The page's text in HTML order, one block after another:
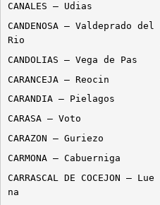
CANALES – Udias
CANDENOSA – Valdeprado del
Rio
CANDOLIAS – Vega de Pas
CARANCEJA – Reocin
CARANDIA – Pielagos
CARASA – Voto
CARAZON – Guriezo
CARMONA – Cabuerniga
CARRASCAL DE COCEJON – Lue
na